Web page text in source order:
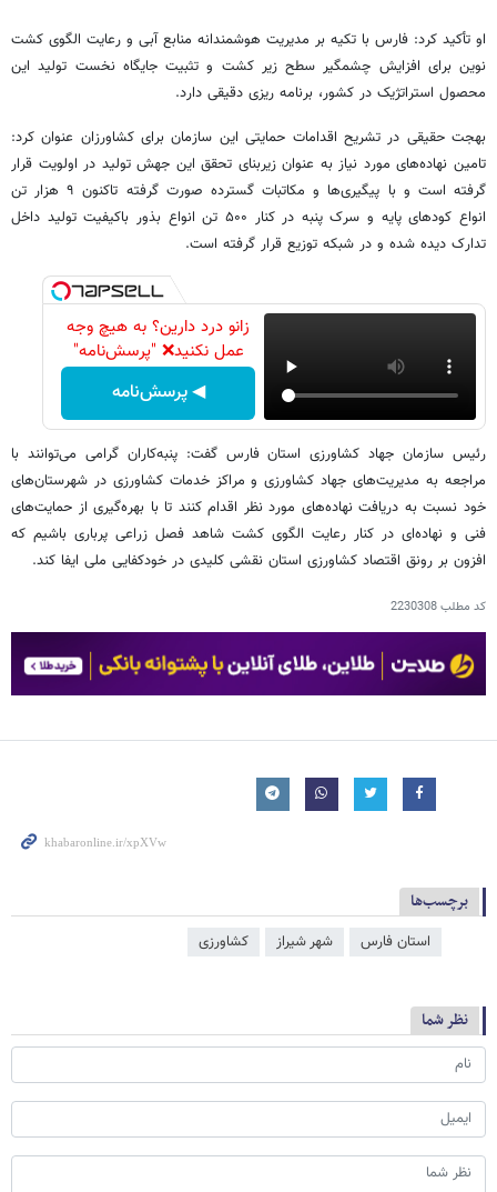
او تأکید کرد: فارس با تکیه بر مدیریت هوشمندانه منابع آبی و رعایت الگوی کشت
نوین برای افزایش چشمگیر سطح زیر کشت و تثبیت جایگاه نخست تولید این
محصول استراتژیک در کشور، برنامه ریزی دقیقی دارد.
بهجت حقیقی در تشریح اقدامات حمایتی این سازمان برای کشاورزان عنوان کرد:
تامین نهاده‌های مورد نیاز به عنوان زیربنای تحقق این جهش تولید در اولویت قرار
گرفته است و با پیگیری‌ها و مکاتبات گسترده صورت گرفته تاکنون ۹ هزار تن
انواع کودهای پایه و سرک پنبه در کنار ۵۰۰ تن انواع بذور باکیفیت تولید داخل
تدارک دیده شده و در شبکه توزیع قرار گرفته است.
زانو درد دارین؟ به هیچ وجه
عمل نکنید❌ "پرسش‌نامه"
◀ پرسش‌نامه
رئیس سازمان جهاد کشاورزی استان فارس گفت: پنبه‌کاران گرامی می‌توانند با
مراجعه به مدیریت‌های جهاد کشاورزی و مراکز خدمات کشاورزی در شهرستان‌های
خود نسبت به دریافت نهاده‌های مورد نظر اقدام کنند تا با بهره‌گیری از حمایت‌های
فنی و نهاده‌ای در کنار رعایت الگوی کشت شاهد فصل زراعی پرباری باشیم که
افزون بر رونق اقتصاد کشاورزی استان نقشی کلیدی در خودکفایی ملی ایفا کند.
کد مطلب2230308
برچسب‌ها
استان فارس شهر شیراز کشاورزی
نظر شما